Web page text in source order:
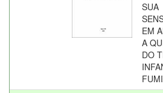
SUA
EM
A
DO